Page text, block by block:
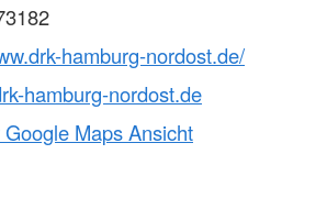
hamburg-nordost.de/
hamburg-nordost.de
Maps Ansicht